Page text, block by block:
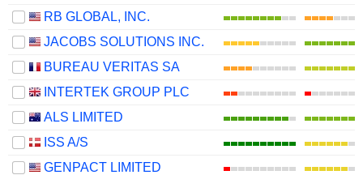
RB GLOBAL, INC.
JACOBS SOLUTIONS INC.
BUREAU VERITAS SA
INTERTEK GROUP PLC
ALS LIMITED
ISS A/S
GENPACT LIMITED